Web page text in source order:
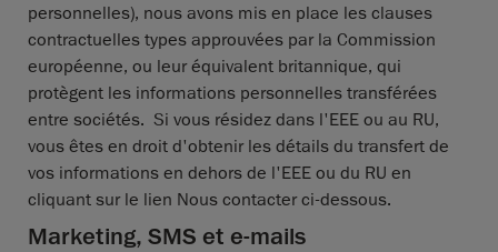
personnelles), nous avons mis en place les clauses
contractuelles types approuvées par la Commission
européenne, ou leur équivalent britannique, qui
protègent les informations personnelles transférées
entre sociétés. Si vous résidez dans l'EEE ou au RU,
vous êtes en droit d'obtenir les détails du transfert de
vos informations en dehors de l'EEE ou du RU en
cliquant sur le lien Nous contacter ci-dessous.
Marketing, SMS et e-mails